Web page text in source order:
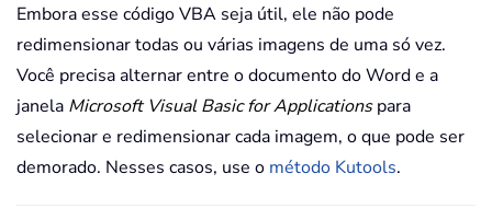
Embora esse código VBA seja útil, ele não pode
redimensionar todas ou várias imagens de uma só vez.
Você precisa alternar entre o documento do Word e a
janela Microsoft Visual Basic for Applicationspara
selecionar e redimensionar cada imagem, o que pode ser
demorado. Nesses casos, use o método Kutools.